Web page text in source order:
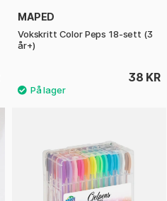
MAPED
Vokskritt Color Peps 18-sett (3
år+)
38 KR